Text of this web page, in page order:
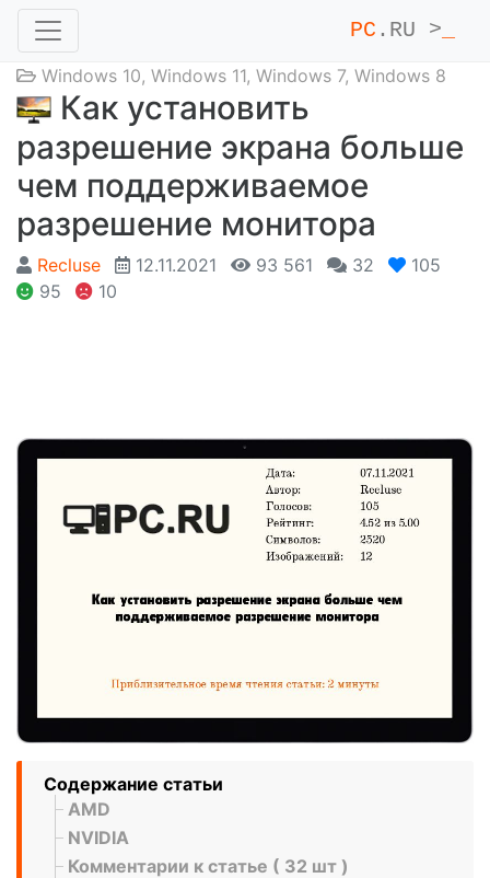
PC .RU >
Windows 10, Windows 11, Windows 7, Windows 8
Как установить
разрешение экрана больше
чем поддерживаемое
разрешение монитора
Recluse 12.11.2021 93 561 32
105
95
10
Содержание статьи
AMD
NVIDIA
Комментарии к статье ( 32 шт )